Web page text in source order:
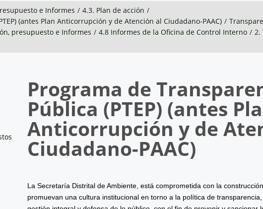
e Informes / 4.3. Plan de acción /
(antes Plan Anticorrupción y de Atención al Ciudadano-PAAC) /
presupuesto e Informes / 4.8 Informes de la Oficina de Control Interno / 2.
Programa de
Pública (PTEP) (antes
Anticorrupción y de
Ciudadano-PAAC)
La Secretaría Distrital de Ambiente, está comprometida con la
promuevan una cultura institucional en torno a la política de